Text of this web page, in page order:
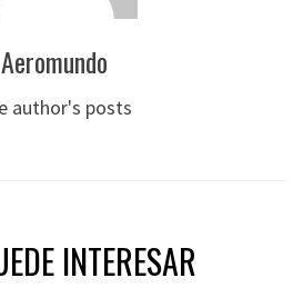
Aeromundo
author's posts
INTERESAR